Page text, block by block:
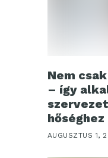
Nem
– így
hőséghez
AUGUSZTUS 1,